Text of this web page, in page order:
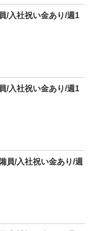
/入社祝い金あり/週1
/入社祝い金あり/週1
員/入社祝い金あり/週